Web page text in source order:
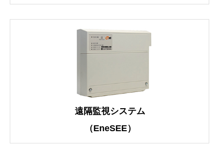
遠隔監視システム
（EneSEE）